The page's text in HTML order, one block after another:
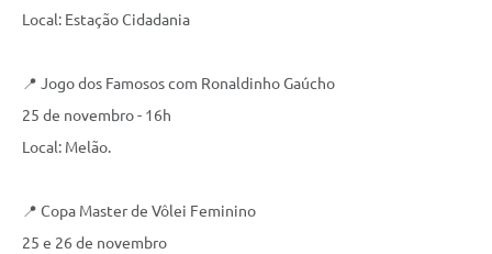
Local: Estação Cidadania
📍 Jogo dos Famosos com Ronaldinho Gaúcho
25 de novembro - 16h
Local: Melão.
📍 Copa Master de Vôlei Feminino
25 e 26 de novembro